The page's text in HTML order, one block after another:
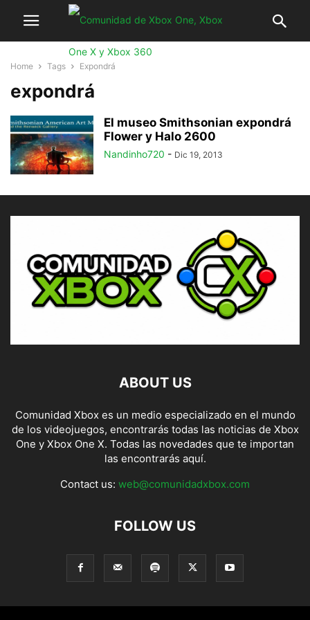
Home Tags Expondrá
expondrá
El museo Smithsonian expondrá
Flower y Halo 2600
Nandinho720 - Dic 19, 2013
ABOUT US
Comunidad Xbox es un medio especializado en el mundo
de los videojuegos, encontrarás todas las noticias de Xbox
One y Xbox One X. Todas las novedades que te importan
las encontrarás aquí.
Contact us: web@comunidadxbox.com
FOLLOW US